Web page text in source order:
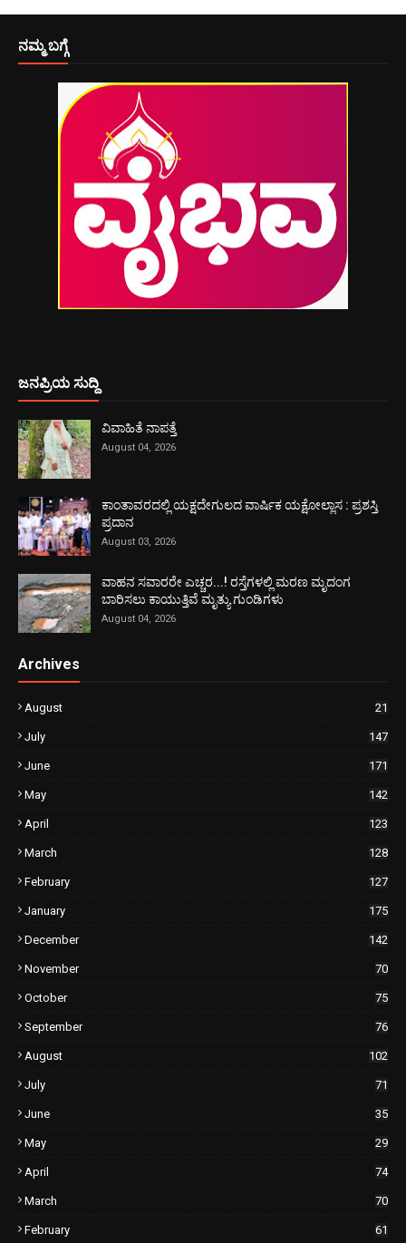
ನಮ್ಮ ಬಗ್ಗೆ
ಜನಪ್ರಿಯ ಸುದ್ದಿ
ವಿವಾಹಿತೆ ನಾಪತ್ತೆ
August 04, 2026
ಕಾಂತಾವರದಲ್ಲಿ ಯಕ್ಷದೇಗುಲದ ವಾರ್ಷಿಕ ಯಕ್ಷೋಲ್ಲಾಸ : ಪ್ರಶಸ್ತಿ
ಪ್ರದಾನ
August 03, 2026
ವಾಹನ ಸವಾರರೇ ಎಚ್ಚರ...! ರಸ್ತೆಗಳಲ್ಲಿ ಮರಣ ಮೃದಂಗ
ಬಾರಿಸಲು ಕಾಯುತ್ತಿವೆ ಮೃತ್ಯು ಗುಂಡಿಗಳು
August 04, 2026
Archives
August 21
July 147
June 171
May 142
April 123
March 128
February 127
January 175
December 142
November 70
October 75
September 76
August 102
July 71
June 35
May 29
April 74
March 70
February 61